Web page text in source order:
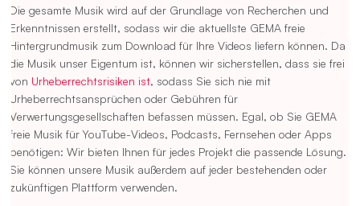
Die gesamte Musik wird auf der Grundlage von Recherchen und
Erkenntnissen erstellt, sodass wir die aktuellste GEMA freie
Hintergrundmusik zum Download für Ihre Videos liefern können. Da
die Musik unser Eigentum ist, können wir sicherstellen, dass sie frei
von Urheberrechtsrisiken ist, sodass Sie sich nie mit
Urheberrechtsansprüchen oder Gebühren für
Verwertungsgesellschaften befassen müssen. Egal, ob Sie GEMA
freie Musik für YouTube-Videos, Podcasts, Fernsehen oder Apps
benötigen: Wir bieten Ihnen für jedes Projekt die passende Lösung.
Sie können unsere Musik außerdem auf jeder bestehenden oder
zukünftigen Plattform verwenden.